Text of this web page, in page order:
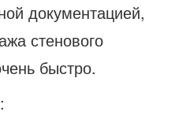
документацией,
стенового
быстро.